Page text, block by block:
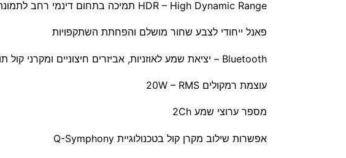
HDR – High Dynamic Range תמיכה בתחום דינמי רחב לתמונה מציאותית – HDR10+/HLG
פאנל ייחודי לצבע שחור מושלם והפחתת השתקפויות
Bluetooth – יציאת שמע לאוזניות, אביזרים חיצוניים ומקרני קול תומכים + יציאה אופטית
עוצמת רמקולים 20W – RMS
מספר ערוצי שמע 2Ch
אפשרות שילוב מקרן קול בטכנולוגיית Q-Symphony